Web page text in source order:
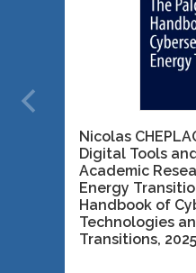
Nicolas
Digital Tools
Academic
Energy
Handbook of
Technologies
Transitions,